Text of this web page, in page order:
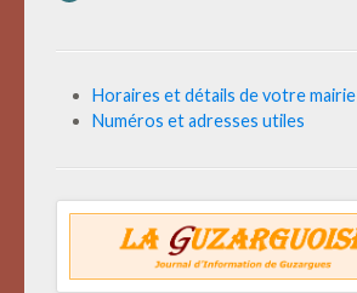
Horaires et détails de votre mairie
Numéros et adresses utiles